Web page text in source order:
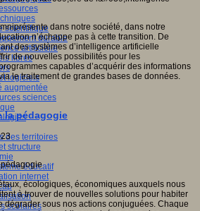
scientifique
durable
artificielle
libres
logiciels
augmentée
sciences
des territoires
structure
éducatif
internet
scolaires
dans notre société, dans notre
n’échappe pas à cette transition. De
des systèmes d’intelligence artificielle
de nouvelles possibilités pour les
capables d’acquérir des informations
le traitement de grandes bases de données.
la pédagogie
écologiques, économiques auxquels nous
à trouver de nouvelles solutions pour habiter
dégrader sous nos actions conjuguées. Chaque